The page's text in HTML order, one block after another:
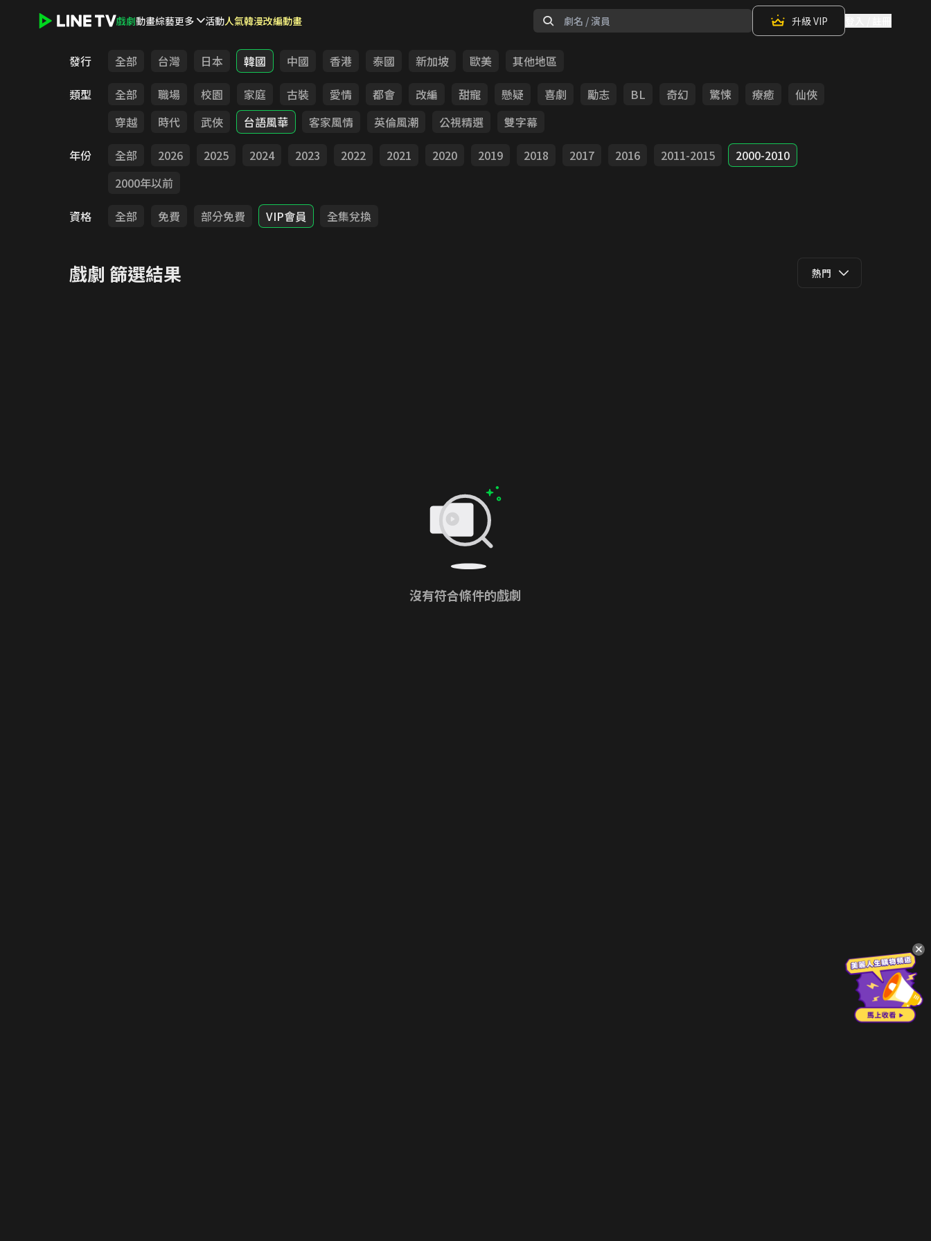
戲劇動畫綜藝更多 活動人氣韓漫改編動畫 升級 VIP
發行 全部 台灣 日本 韓國 中國 香港 泰國 新加坡 歐美
其他地區
類型
全部 職場 校園 家庭 古裝 愛情 都會 改編 甜寵 懸疑 喜劇 勵志 BL 奇幻 驚悚 療癒
仙俠
穿越
時代 武俠 台語風華 客家風情 英倫風潮 公視精選
雙字幕
年份
全部 2026 2025 2024 2023 2022 2021 2020 2019 2018 2017 2016 2011-2015
2000-2010
2000年以前
資格
全部 免費 部分免費 VIP會員 全集兌換
戲劇 篩選結果 熱門
沒有符合條件的戲劇